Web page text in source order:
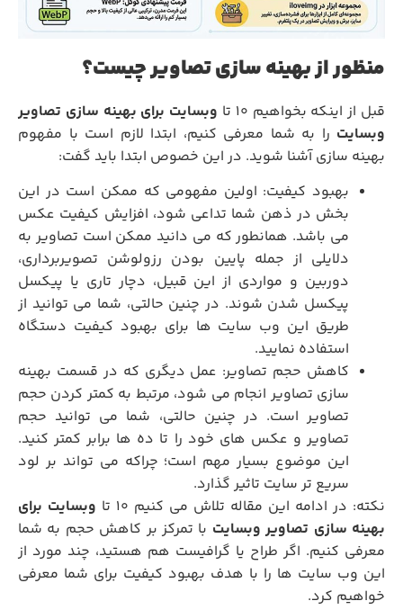
منظور از بهینه سازی تصاویر چیست؟
قبل از اینکه بخواهیم 10 تا
وبسایت برای بهینه سازی تصاویر
وبسایترا به شما معرفی کنیم، ابتدا لازم است با مفهوم
بهینه سازی آشنا شوید. در این خصوص ابتدا باید گفت:
بهبود کیفیت: اولین مفهومی که ممکن است در این
بخش در ذهن شما تداعی شود، افزایش کیفیت عکس
می باشد. همانطور که می دانید ممکن است تصاویر به
دلایلی از جمله پایین بودن رزولوشن تصویربرداری،
دوربین و مواردی از این قبیل، دچار تاری یا پیکسل
پیکسل شدن شوند. در چنین حالتی، شما می توانید از
طریق این وب سایت ها برای بهبود کیفیت دستگاه
استفاده نمایید.
کاهش حجم تصاویر: عمل دیگری که در قسمت بهینه
سازی تصاویر انجام می شود، مرتبط به کمتر کردن حجم
تصاویر است. در چنین حالتی، شما می توانید حجم
تصاویر و عکس های خود را تا ده ها برابر کمتر کنید.
این موضوع بسیار مهم است؛ چراکه می تواند بر لود
سریع تر سایت تاثیر گذارد.
نکته: در ادامه این مقاله تلاش می کنیم 10 تا
وبسایت برای
بهینه سازی تصاویر وبسایتبا تمرکز بر کاهش حجم به شما
معرفی کنیم. اگر طراح یا گرافیست هم هستید، چند مورد از
این وب سایت ها را با هدف بهبود کیفیت برای شما معرفی
خواهیم کرد.